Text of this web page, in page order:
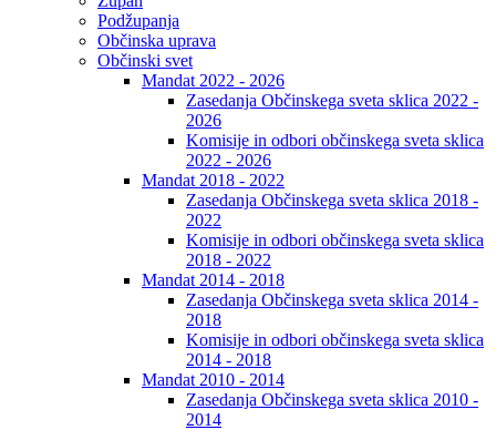
Podžupanja
Občinska uprava
Občinski svet
Mandat 2022 - 2026
Zasedanja Občinskega sveta sklica 2022 -
2026
Komisije in odbori občinskega sveta sklica
2022 - 2026
Mandat 2018 - 2022
Zasedanja Občinskega sveta sklica 2018 -
2022
Komisije in odbori občinskega sveta sklica
2018 - 2022
Mandat 2014 - 2018
Zasedanja Občinskega sveta sklica 2014 -
2018
Komisije in odbori občinskega sveta sklica
2014 - 2018
Mandat 2010 - 2014
Zasedanja Občinskega sveta sklica 2010 -
2014